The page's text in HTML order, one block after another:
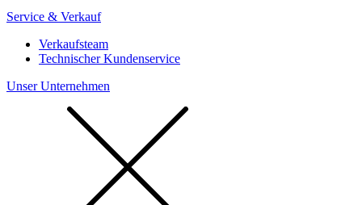
Service & Verkauf
Verkaufsteam
Technischer Kundenservice
Unser Unternehmen